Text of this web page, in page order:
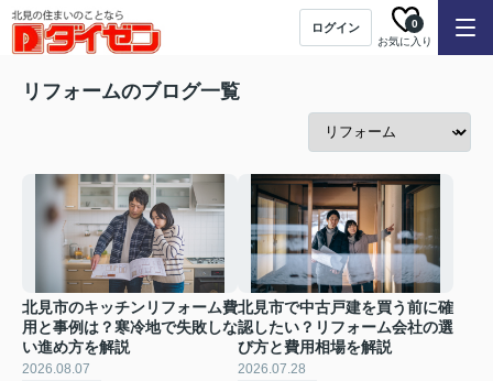
ログイン
お気に入り
0
リフォームのブログ一覧
北見市のキッチンリフォーム費
用と事例は？寒冷地で失敗しな
い進め方を解説
2026.08.07
北見市で中古戸建を買う前に確
認したい？リフォーム会社の選
び方と費用相場を解説
2026.07.28